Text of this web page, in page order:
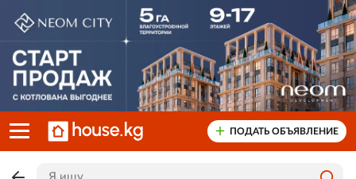
ПОДАТЬ ОБЪЯВЛЕНИЕ